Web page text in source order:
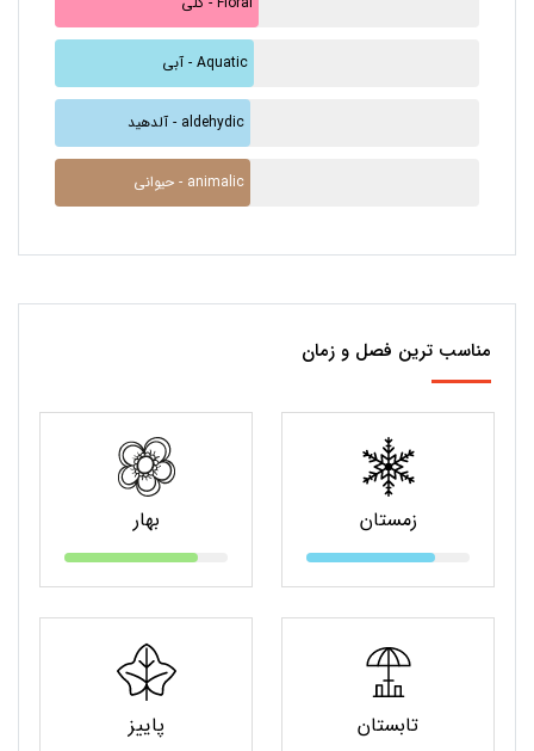
آبی - Aquatic
آلدهید - aldehydic
حیوانی - animalic
مناسب ترین فصل و زمان
زمستان بهار
تابستان پاییز